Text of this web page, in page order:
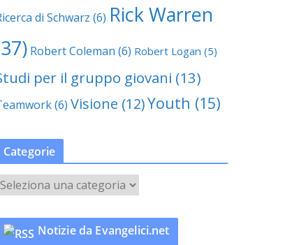
di Schwarz (6) Rick Warren
Robert Coleman (6) Robert Logan (5)
per il gruppo giovani (13)
(6) Visione (12)Youth (15)
Categorie
Notizie da Evangelici.net